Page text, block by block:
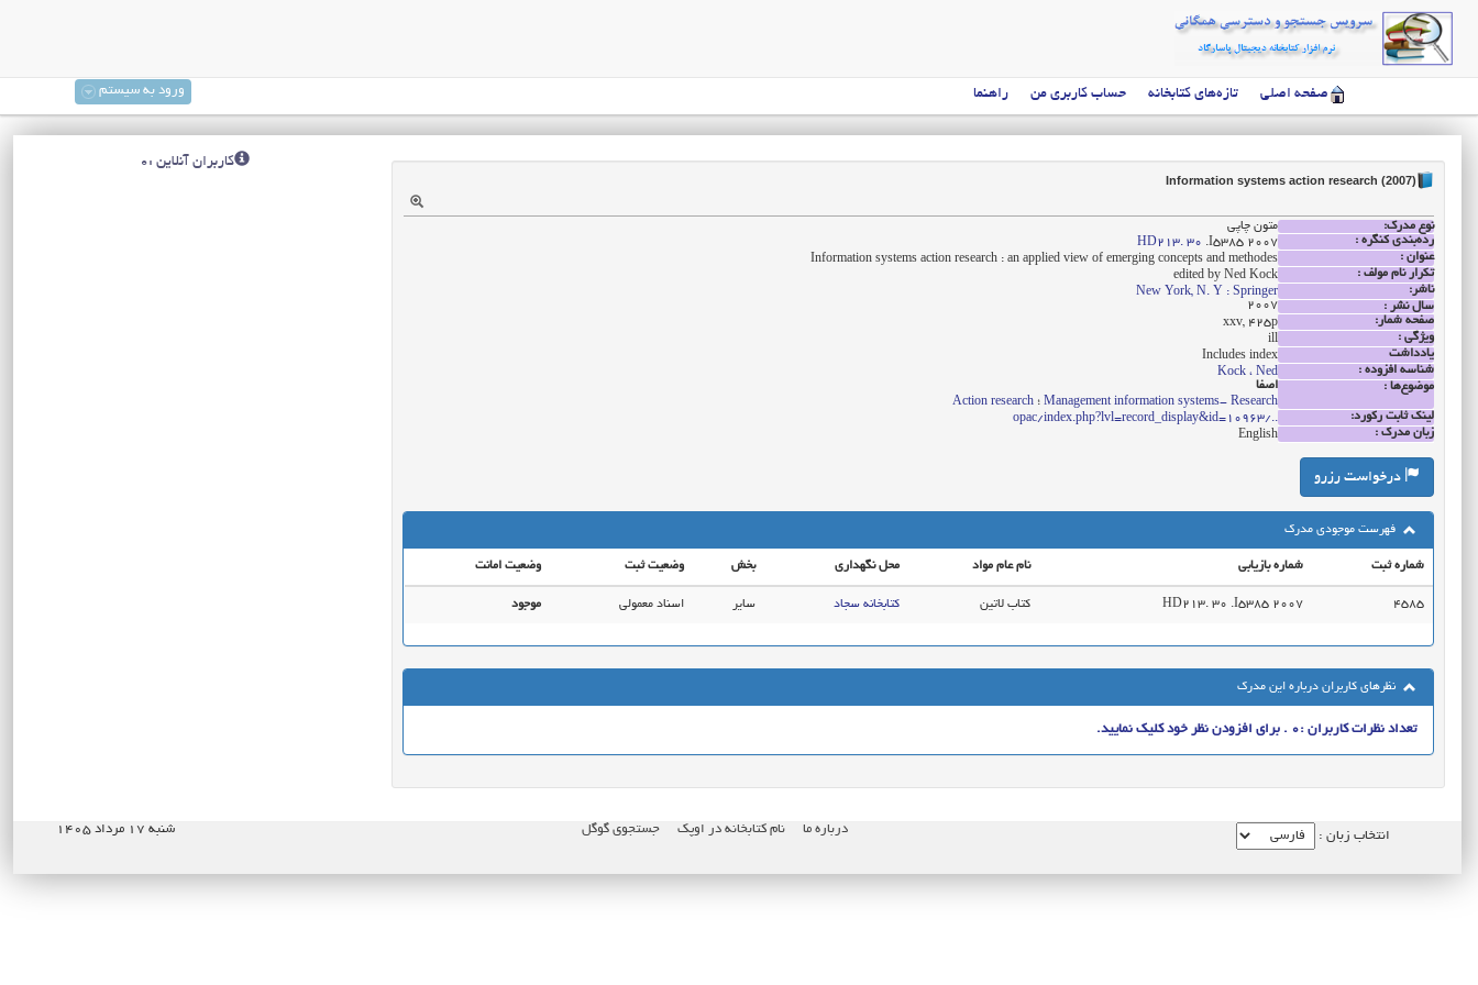
صفحه اصلی تازه‌های کتابخانه حساب کاربری من راهنما ورود به سیستم
Information systems action research (2007)
نوع مدرک:
متون چاپی
رده‌بندی کنگره :
HD213. 30 .I5385 2007
عنوان :
Information systems action research : an applied view of emerging concepts and methodes
تکرار نام مولف :
edited by Ned Kock
ناشر:
New York, N. Y : Springer
سال نشر :
2007
صفحه شمار:
xxv, 425p
ویژگی :
ill
یادداشت
Includes index
شناسه افزوده :
Kock ، Ned
موضوع‌ها :
اصفا
Management information systems- Research ؛ Action research
لینک ثابت رکورد:
../opac/index.php?lvl=record_display&id=10963
زبان مدرک :
English
درخواست رزرو
فهرست موجودی مدرک
شماره ثبت شماره بازیابی نام عام مواد محل نگهداری بخش وضعیت ثبت وضعیت امانت
4585
HD213. 30 .I5385 2007 کتاب لاتین کتابخانه سجاد سایر اسناد معمولی موجود
نظرهای کاربران درباره این مدرک
تعداد نظرات کاربران :0 . برای افزودن نظر خود کلیک نمایید.
کاربران آنلاین :0
درباره ما نام کتابخانه در اوپک جستجوی گوگل شنبه ۱۷ مرداد ۱۴۰۵ انتخاب زبان :